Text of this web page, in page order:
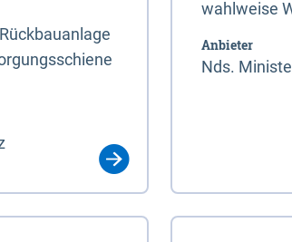
wahlweise
Anbieter
Nds.